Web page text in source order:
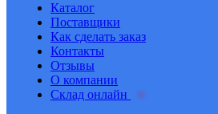
Каталог
Поставщики
Как сделать заказ
Контакты
Отзывы
О компании
Склад онлайн